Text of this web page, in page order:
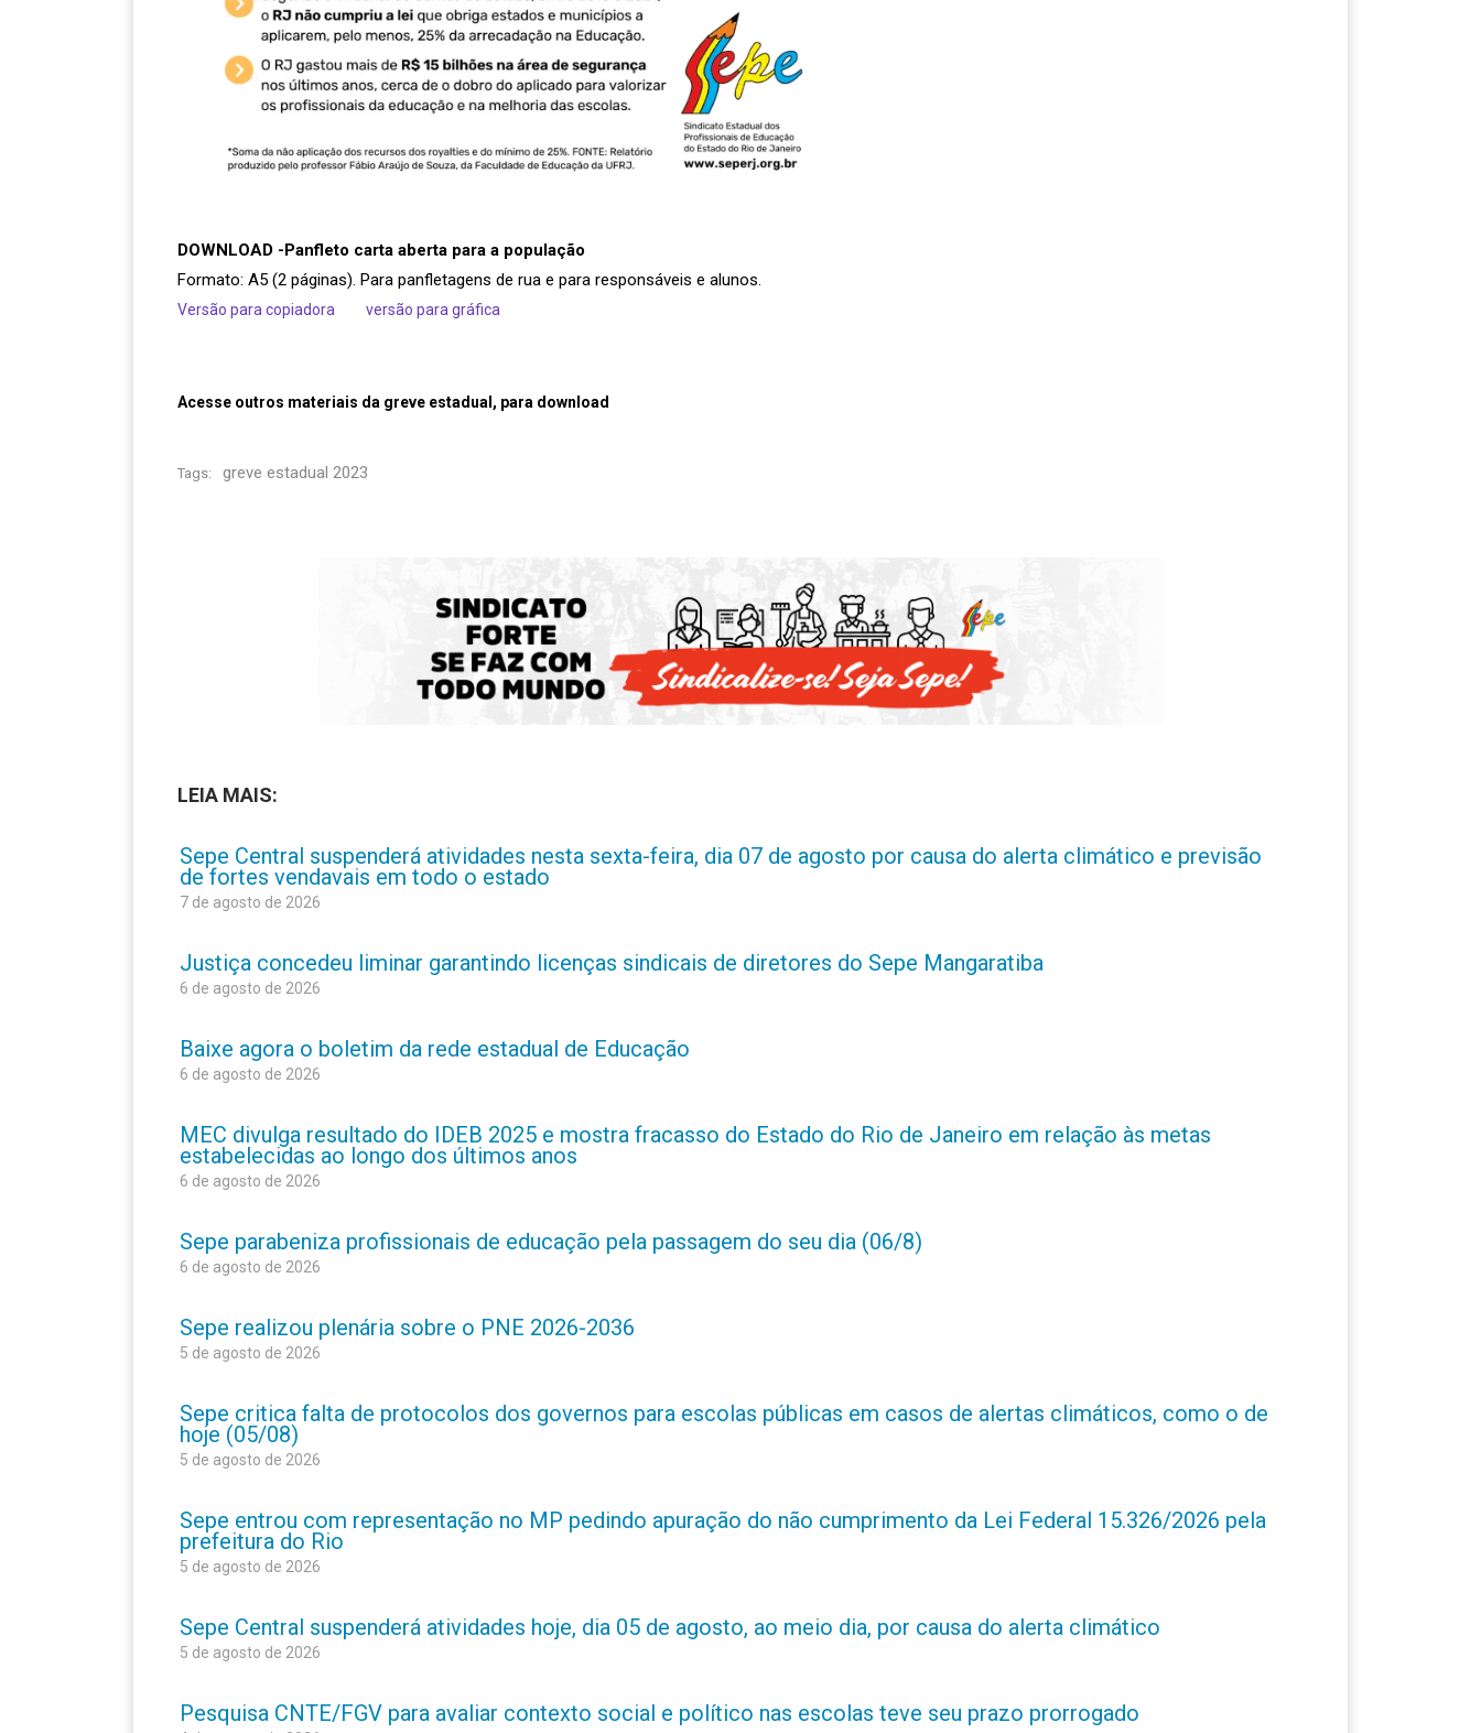
DOWNLOAD -Panfleto carta aberta para a população
Formato: A5 (2 páginas). Para panfletagens de rua e para responsáveis e alunos.
Versão para copiadora versão para gráfica
Acesse outros materiais da greve estadual, para download
Tags: greve estadual 2023
LEIA MAIS:
Sepe Central suspenderá atividades nesta sexta-feira, dia 07 de agosto por causa do alerta climático e previsão
de fortes vendavais em todo o estado
7 de agosto de 2026
Justiça concedeu liminar garantindo licenças sindicais de diretores do Sepe Mangaratiba
6 de agosto de 2026
Baixe agora o boletim da rede estadual de Educação
6 de agosto de 2026
MEC divulga resultado do IDEB 2025 e mostra fracasso do Estado do Rio de Janeiro em relação às metas
estabelecidas ao longo dos últimos anos
6 de agosto de 2026
Sepe parabeniza profissionais de educação pela passagem do seu dia (06/8)
6 de agosto de 2026
Sepe realizou plenária sobre o PNE 2026-2036
5 de agosto de 2026
Sepe critica falta de protocolos dos governos para escolas públicas em casos de alertas climáticos, como o de
hoje (05/08)
5 de agosto de 2026
Sepe entrou com representação no MP pedindo apuração do não cumprimento da Lei Federal 15.326/2026 pela
prefeitura do Rio
5 de agosto de 2026
Sepe Central suspenderá atividades hoje, dia 05 de agosto, ao meio dia, por causa do alerta climático
5 de agosto de 2026
Pesquisa CNTE/FGV para avaliar contexto social e político nas escolas teve seu prazo prorrogado